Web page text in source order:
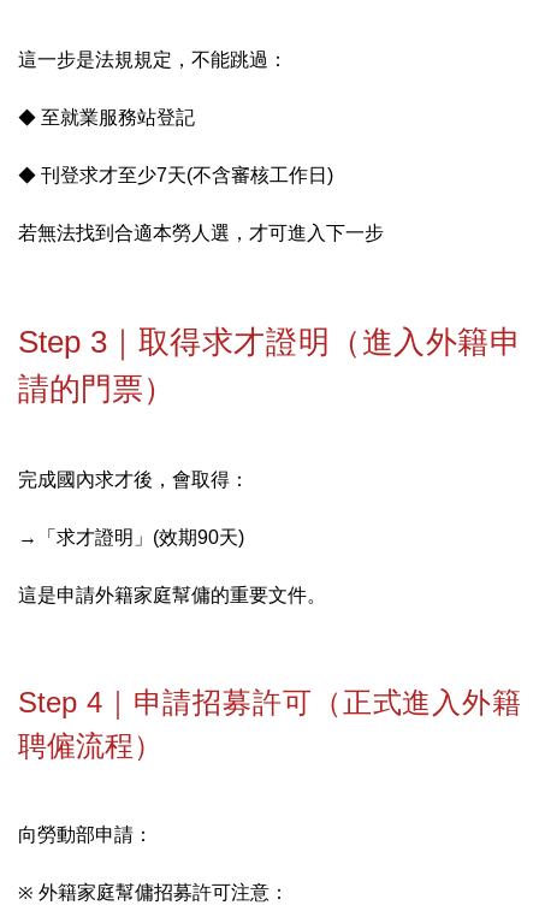
這一步是法規規定，不能跳過：
◆ 至就業服務站登記
◆ 刊登求才至少7天(不含審核工作日)
若無法找到合適本勞人選，才可進入下一步
Step 3｜取得求才證明（進入外籍申
請的門票）
完成國內求才後，會取得：
→「求才證明」(效期90天)
這是申請外籍家庭幫傭的重要文件。
Step 4｜申請招募許可（正式進入外籍
聘僱流程）
向勞動部申請：
※ 外籍家庭幫傭招募許可注意：